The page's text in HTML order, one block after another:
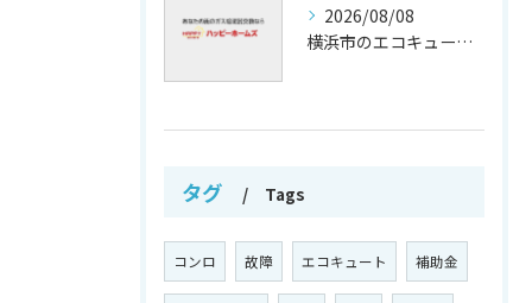
2026/08/08
横浜市のエコキュート補助金活用法
タグ Tags
コンロ 故障 エコキュート 補助金